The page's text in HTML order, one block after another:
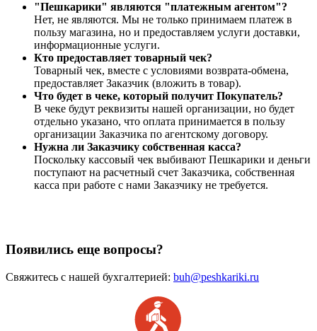
"Пешкарики" являются "платежным агентом"?
Нет, не являются. Мы не только принимаем платеж в
пользу магазина, но и предоставляем услуги доставки,
информационные услуги.
Кто предоставляет товарный чек?
Товарный чек, вместе с условиями возврата-обмена,
предоставляет Заказчик (вложить в товар).
Что будет в чеке, который получит Покупатель?
В чеке будут реквизиты нашей организации, но будет
отдельно указано, что оплата принимается в пользу
организации Заказчика по агентскому договору.
Нужна ли Заказчику собственная касса?
Поскольку кассовый чек выбивают Пешкарики и деньги
поступают на расчетный счет Заказчика, собственная
касса при работе с нами Заказчику не требуется.
Появились еще вопросы?
Свяжитесь с нашей бухгалтерией: buh@peshkariki.ru